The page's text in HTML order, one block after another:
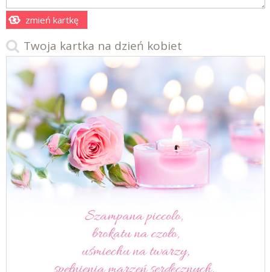
zmień kartkę
Twoja kartka na dzień kobiet